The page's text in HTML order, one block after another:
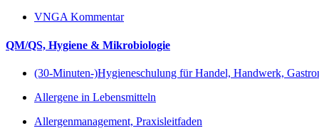
VNGA Kommentar
QM/QS, Hygiene & Mikrobiologie
(30-Minuten-)Hygieneschulung für Handel, Handwerk,
Allergene in Lebensmitteln
Allergenmanagement, Praxisleitfaden